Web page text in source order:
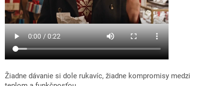
Žiadne dávanie si dole rukavíc, žiadne kompromisy medzi